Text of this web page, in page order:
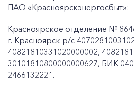
ПАО «Красноярскэнергосбыт»:
Красноярское отделение №
г. Красноярск p/c
40821810331020000002,
30101810800000000627, БИК
2466132221.